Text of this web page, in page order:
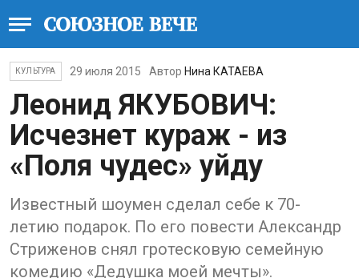
КУЛЬТУРА 29 июля 2015 Автор Нина КАТАЕВА
Леонид ЯКУБОВИЧ:
Исчезнет кураж - из
«Поля чудес» уйду
Известный шоумен сделал себе к 70-
летию подарок. По его повести Александр
Стриженов снял гротесковую семейную
комедию «Дедушка моей мечты».